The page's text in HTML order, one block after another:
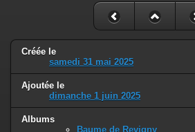
Créée le
samedi 31 mai 2025
Ajoutée le
dimanche 1 juin 2025
Albums
Baume de Revigny